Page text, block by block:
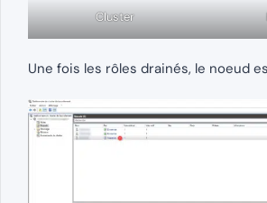
Cluster
Une fois les rôles drainés, le noeud